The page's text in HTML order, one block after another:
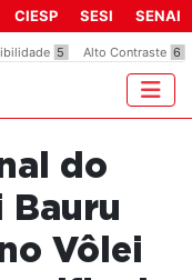
5 Alto Contraste 6
CIESP SESI SENAI
do
Bauru
Vôlei